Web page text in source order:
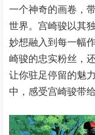
一个神奇的画卷，
世界。宫崎骏以其
妙想融入到每一幅
崎骏的忠实粉丝，
让你驻足停留的魅
中，感受宫崎骏带